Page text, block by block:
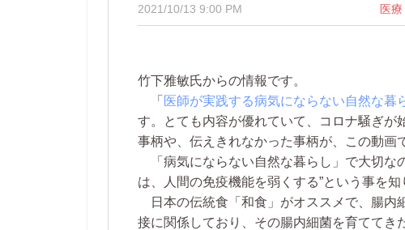
2021/10/13 9:00 PM 医
竹下雅敏氏からの情報です。
「 医師が実践する病気にならない自然な
す。とても内容が優れていて、コロナ騒ぎが
事柄や、伝えきれなかった事柄が、この動画
「病気にならない自然な暮らし」で大切な
は、人間の免疫機能を弱くする”という事を知
日本の伝統食「和食」がオススメで、腸内
接に関係しており、その腸内細菌を育ててき